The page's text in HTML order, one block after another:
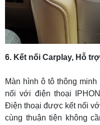
6. Kết nối Carplay, Hỗ
Màn hình ô tô thông
nối với điện thoại
Điện thoại được kết nối
cùng thuận tiện không